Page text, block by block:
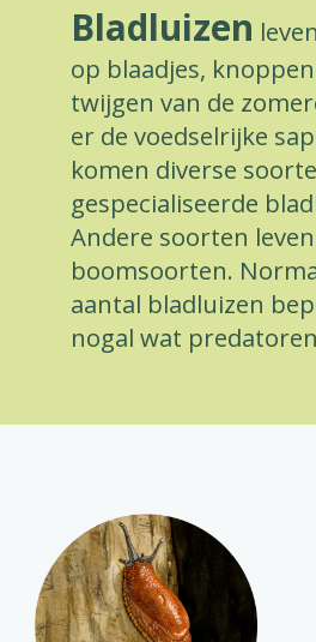
Bladluizen
op blaadjes,
twijgen van de
er de voedselrijke
komen diverse
gespecialiseerde
Andere soorten
boomsoorten.
aantal bladluizen
nogal wat